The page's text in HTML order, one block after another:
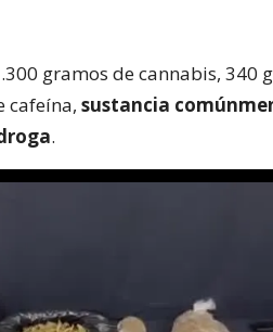
gramos de cannabis, 340
cafeína, sustancia
.